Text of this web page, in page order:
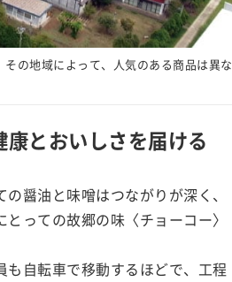
の地域によって、人気のある商品は異な
とおいしさを届ける
醤油と味噌はつながりが深く、
っての故郷の味〈チョーコー〉
自転車で移動するほどで、工程